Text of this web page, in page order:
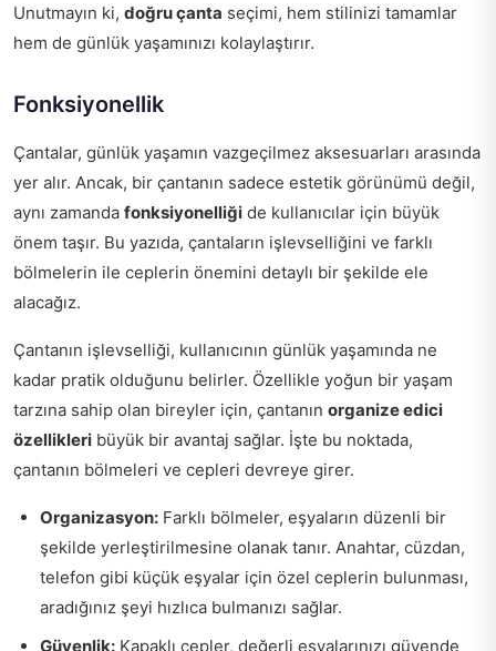
Unutmayın ki, doğru çanta seçimi, hem stilinizi tamamlar
hem de günlük yaşamınızı kolaylaştırır.
Fonksiyonellik
Çantalar, günlük yaşamın vazgeçilmez aksesuarları arasında
yer alır. Ancak, bir çantanın sadece estetik görünümü değil,
aynı zamanda fonksiyonelliği de kullanıcılar için büyük
önem taşır. Bu yazıda, çantaların işlevselliğini ve farklı
bölmelerin ile ceplerin önemini detaylı bir şekilde ele
alacağız.
Çantanın işlevselliği, kullanıcının günlük yaşamında ne
kadar pratik olduğunu belirler. Özellikle yoğun bir yaşam
tarzına sahip olan bireyler için, çantanın organize edici
özellikleri büyük bir avantaj sağlar. İşte bu noktada,
çantanın bölmeleri ve cepleri devreye girer.
Organizasyon: Farklı bölmeler, eşyaların düzenli bir
şekilde yerleştirilmesine olanak tanır. Anahtar, cüzdan,
telefon gibi küçük eşyalar için özel ceplerin bulunması,
aradığınız şeyi hızlıca bulmanızı sağlar.
Güvenlik: Kapaklı cepler, değerli eşyalarınızı güvende